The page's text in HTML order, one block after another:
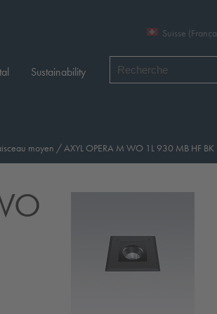
Suisse
Sustainability
moyen /AXYL OPERA M WO 1L 930 MB HF BK